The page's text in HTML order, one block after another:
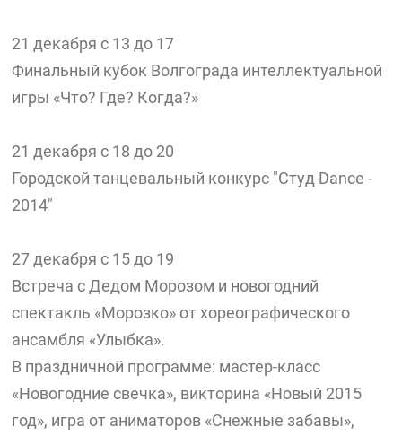
21 декабря с 13 до 17
Финальный кубок Волгограда интеллектуальной
игры «Что? Где? Когда?»
21 декабря с 18 до 20
Городской танцевальный конкурс "Студ Dance -
2014"
27 декабря с 15 до 19
Встреча с Дедом Морозом и новогодний
спектакль «Морозко» от хореографического
ансамбля «Улыбка».
В праздничной программе: мастер-класс
«Новогодние свечка», викторина «Новый 2015
год», игра от аниматоров «Снежные забавы»,